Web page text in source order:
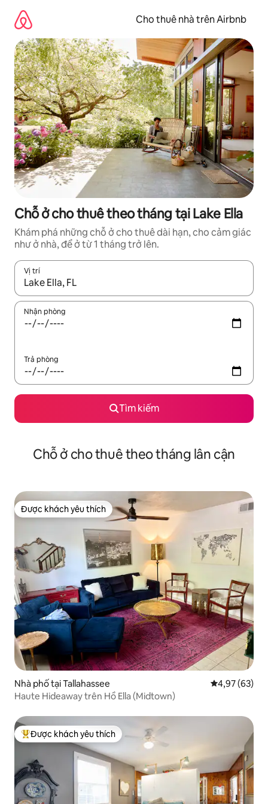
dung
Cho thuê nhà trên Airbnb
Chỗ ở cho thuê theo tháng tại Lake Ella
Khám phá những chỗ ở cho thuê dài hạn, cho cảm giác
như ở nhà, để ở từ 1 tháng trở lên.
Vị trí
Khi có kết quả, hãy điều hướng bằng phím mũi tên lên và
Nhận phòng
Trả phòng
Tìm kiếm
Chỗ ở cho thuê theo tháng lân cận
Được khách yêu thích
Được khách yêu thích
Nhà phố tại Tallahassee Xếp hạng
4,97 (63)
Haute Hideaway trên Hồ Ella (Midtown)
Được khách yêu thích nhất
Được khách yêu thích